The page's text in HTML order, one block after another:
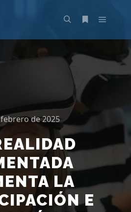
de 2025
LA
E